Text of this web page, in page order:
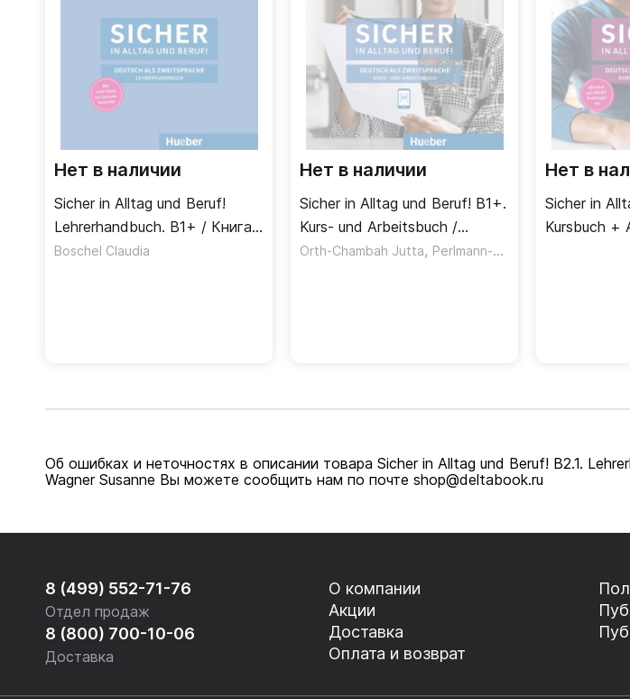
Нет в наличии
Sicher in Alltag und Beruf!
Lehrerhandbuch. B1+ / Книга
для учителя
Boschel Claudia
Нет в наличии
Sicher in Alltag und Beruf! B1+.
Kurs- und Arbeitsbuch /
Учебник + рабочая тетрадь
Orth-Chambah Jutta, Perlmann-Balme Michaela
Нет в
Sicher in
Kursbuch +
Об ошибках и неточностях в описании товара Sicher in Alltag und Beruf! B2.1.
Wagner Susanne Вы можете сообщить нам по почте shop@deltabook.ru
8 (499) 552-71-76
Отдел продаж
8 (800) 700-10-06
Доставка
О компании
Акции
Доставка
Оплата и возврат